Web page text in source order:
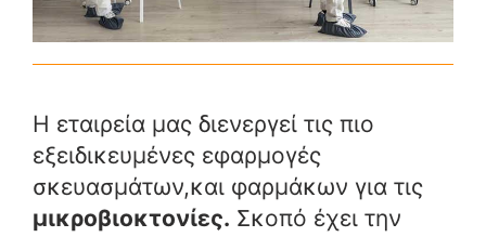
Η εταιρεία μας διενεργεί τις πιο
εξειδικευμένες εφαρμογές
σκευασμάτων,και φαρμάκων για τις
μικροβιοκτονίες. Σκοπό έχει την